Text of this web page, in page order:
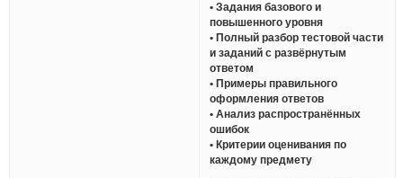
• Задания базового и
повышенного уровня
• Полный разбор тестовой части
и заданий с развёрнутым
ответом
• Примеры правильного
оформления ответов
• Анализ распространённых
ошибок
• Критерии оценивания по
каждому предмету